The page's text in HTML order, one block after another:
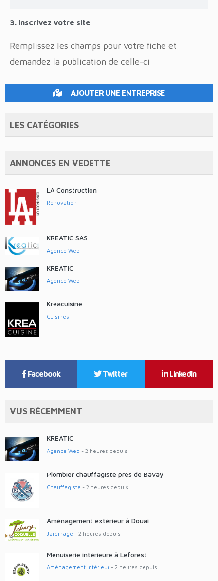
3. inscrivez votre site
Remplissez les champs pour votre fiche et
demandez la publication de celle-ci
AJOUTER UNE ENTREPRISE
LES CATÉGORIES
ANNONCES EN VEDETTE
LA Construction
Rénovation
KREATIC SAS
Agence Web
KREATIC
Agence Web
Kreacuisine
Cuisines
Facebook Twitter Linkedin
VUS RÉCEMMENT
KREATIC
Agence Web - 2 heures depuis
Plombier chauffagiste près de Bavay
Chauffagiste - 2 heures depuis
Aménagement extérieur à Douai
Jardinage - 2 heures depuis
Menuiserie intérieure à Leforest
Aménagement intérieur - 2 heures depuis